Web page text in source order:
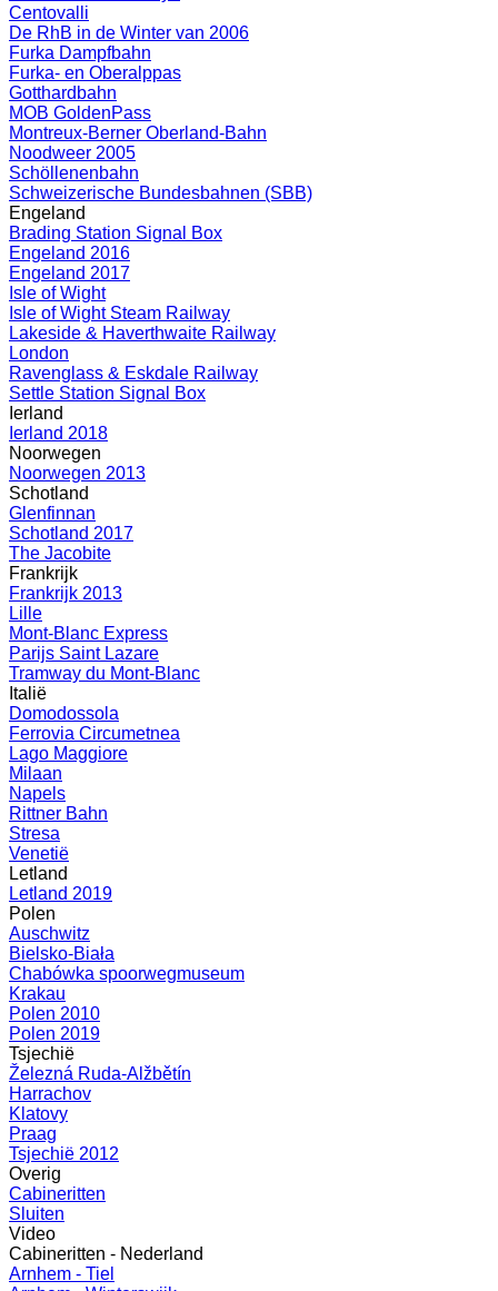
Centovalli
De RhB in de Winter van 2006
Furka Dampfbahn
Furka- en Oberalppas
Gotthardbahn
MOB GoldenPass
Montreux-Berner Oberland-Bahn
Noodweer 2005
Schöllenenbahn
Schweizerische Bundesbahnen (SBB)
Engeland
Brading Station Signal Box
Engeland 2016
Engeland 2017
Isle of Wight
Isle of Wight Steam Railway
Lakeside & Haverthwaite Railway
London
Ravenglass & Eskdale Railway
Settle Station Signal Box
Ierland
Ierland 2018
Noorwegen
Noorwegen 2013
Schotland
Glenfinnan
Schotland 2017
The Jacobite
Frankrijk
Frankrijk 2013
Lille
Mont-Blanc Express
Parijs Saint Lazare
Tramway du Mont-Blanc
Italië
Domodossola
Ferrovia Circumetnea
Lago Maggiore
Milaan
Napels
Rittner Bahn
Stresa
Venetië
Letland
Letland 2019
Polen
Auschwitz
Bielsko-Biała
Chabówka spoorwegmuseum
Krakau
Polen 2010
Polen 2019
Tsjechië
Železná Ruda-Alžbětín
Harrachov
Klatovy
Praag
Tsjechië 2012
Overig
Cabineritten
Sluiten
Video
Cabineritten - Nederland
Arnhem - Tiel